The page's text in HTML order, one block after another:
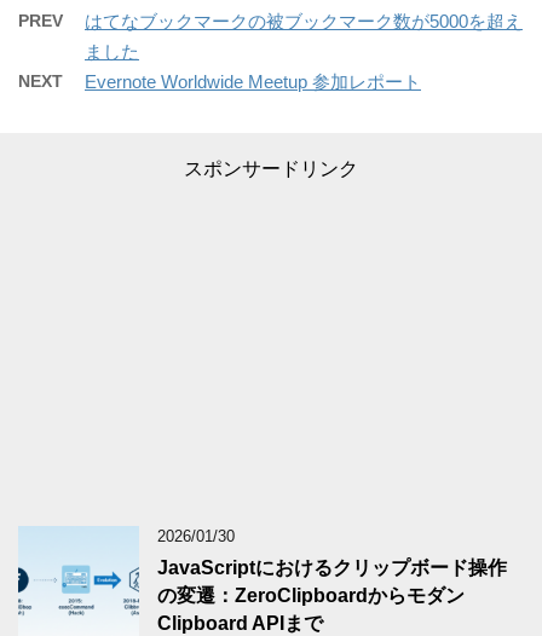
PREV
はてなブックマークの被ブックマーク数が5000を超え
ました
NEXT Evernote Worldwide Meetup 参加レポート
スポンサードリンク
2026/01/30
JavaScriptにおけるクリップボード操作
の変遷：ZeroClipboardからモダン
Clipboard APIまで